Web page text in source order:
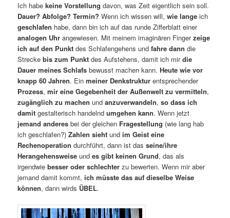
Ich habekeine Vorstellung davon, was Zeit eigentlich sein soll.
Dauer? Abfolge? Termin? Wenn ich wissen will,wie lange ich
geschlafen habe, dann bin ich auf das runde Zifferblatt einer
analogen Uhr angewiesen. Mit meinem imaginären Fingerzeige
ich auf den Punkt des Schlafengehens undfahre dann die
Streckebis zum Punkt des Aufstehens, damit ich mirdie
Dauer meines Schlafs bewusst machen kann.Heute wie vor
knapp 60 Jahren. Einmeiner Denkstruktur entsprechender
Prozess,mir eine Gegebenheit der Außenwelt zu vermitteln,
zugänglich zu machen undanzuverwandeln,so dass ich
damit gestalterisch handelndumgehen kann. Wenn jetzt
jemand anderes bei der gleichen Fragestellung (wie lang hab
ich geschlafen?)Zahlen sieht undim Geist eine
Rechenoperation durchführt, dann ist dasseine/ihre
Herangehensweise undes gibt keinen Grund, das als
irgendwiebesser oder schlechter zu bewerten. Wenn mir aber
jemand damit kommt,ich müsste das auf dieselbe Weise
können, dann wirds ÜBEL.